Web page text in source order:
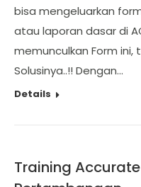
bisa mengeluarkan
atau laporan dasar di
memunculkan Form ini,
Solusinya..!! Dengan…
Details
Training